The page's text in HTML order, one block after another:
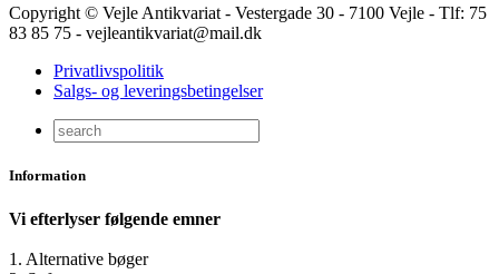
Copyright © Vejle Antikvariat - Vestergade 30 - 7100 Vejle - Tlf: 75
83 85 75 - vejleantikvariat@mail.dk
Privatlivspolitik
Salgs- og leveringsbetingelser
Information
Vi efterlyser følgende emner
1. Alternative bøger